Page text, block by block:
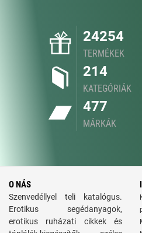
24254
TERMÉKEK
214
KATEGÓRIÁK
477
MÁRKÁK
O NÁS
Szenvedéllyel teli katalógus.
Erotikus segédanyagok,
erotikus ruházati cikkek és